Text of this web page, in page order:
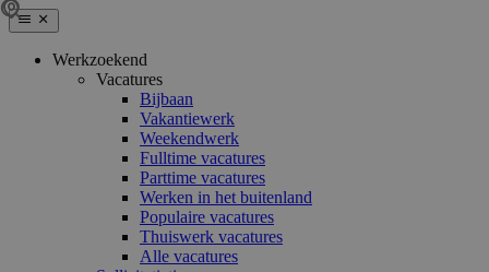
Werkzoekend
Vacatures
Bijbaan
Vakantiewerk
Weekendwerk
Fulltime vacatures
Parttime vacatures
Werken in het buitenland
Populaire vacatures
Thuiswerk vacatures
Alle vacatures